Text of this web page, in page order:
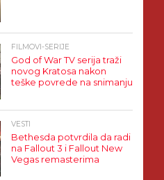
FILMOVI-SERIJE
God of War TV serija traži
novog Kratosa nakon
teške povrede na snimanju
VESTI
Bethesda potvrdila da radi
na Fallout 3 i Fallout New
Vegas remasterima